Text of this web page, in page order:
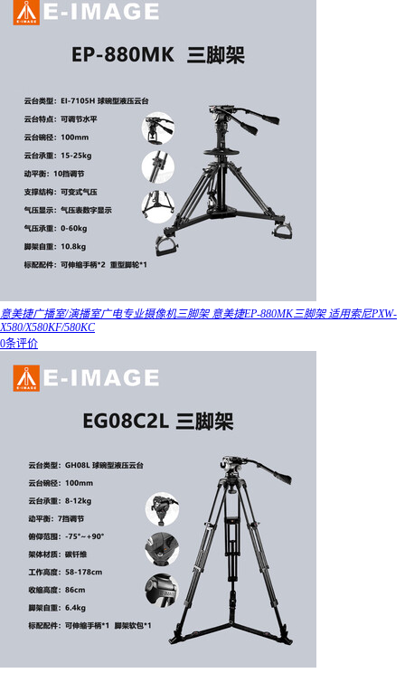
意美捷广播室/演播室广电专业摄像机三脚架 意美捷EP-880MK三脚架 适用索尼PXW-
X580/X580KF/580KC
0条评价